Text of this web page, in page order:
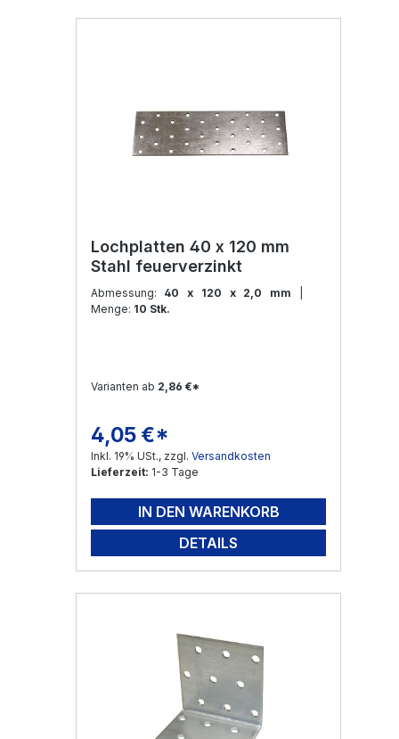
Lochplatten 40 x 120 mm
Stahl feuerverzinkt
Abmessung: 40 x 120 x 2,0 mm
Menge: 10 Stk.
Varianten ab 2,86 €*
Regulärer Preis:
4,05 €*
Inkl. 19% USt., zzgl. Versandkosten
Lieferzeit: 1-3 Tage
IN DEN WARENKORB
DETAILS